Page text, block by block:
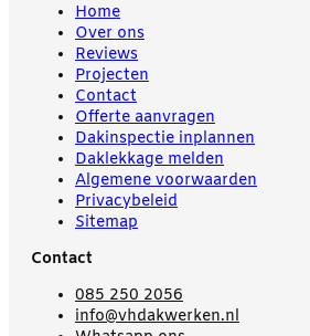
Home
Over ons
Reviews
Projecten
Contact
Offerte aanvragen
Dakinspectie inplannen
Daklekkage melden
Algemene voorwaarden
Privacybeleid
Sitemap
Contact
085 250 2056
info@vhdakwerken.nl